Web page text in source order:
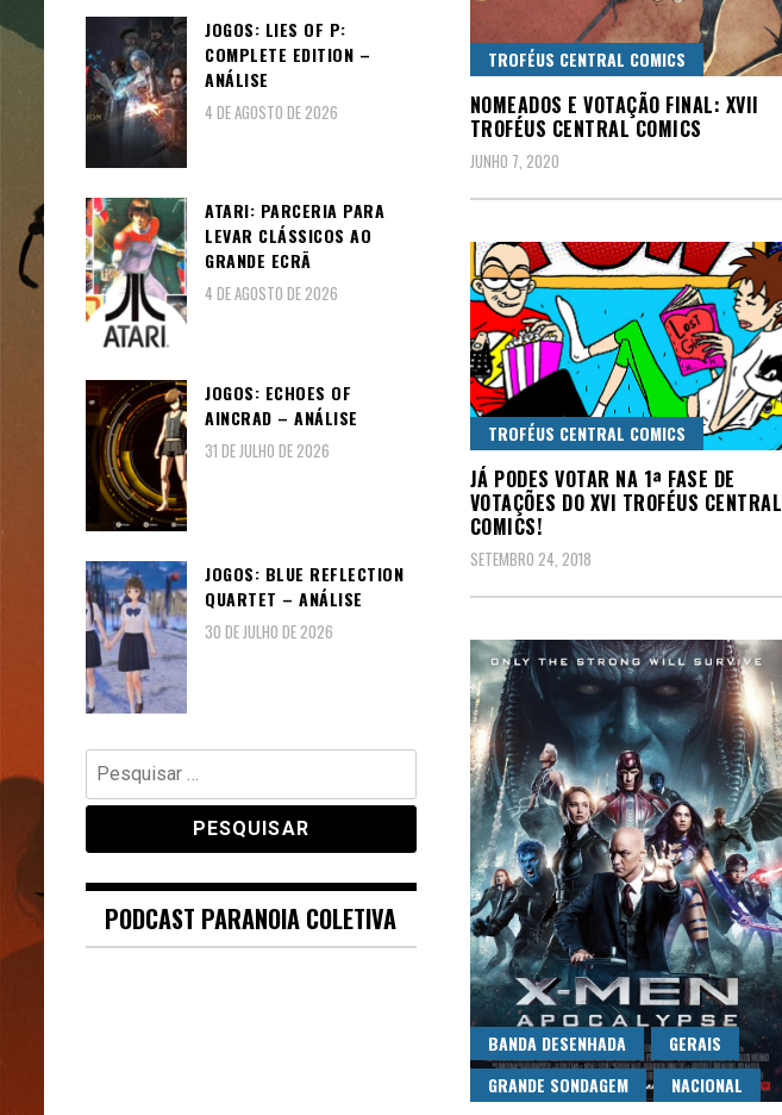
TROFÉUS CENTRAL COMICS
NOMEADOS E VOTAÇÃO FINAL: XVII
TROFÉUS CENTRAL COMICS
JUNHO 7, 2020
TROFÉUS CENTRAL COMICS
JÁ PODES VOTAR NA 1ª FASE DE
VOTAÇÕES DO XVI TROFÉUS CENTRAL
COMICS!
SETEMBRO 24, 2018
BANDA DESENHADA
GERAIS
GRANDE SONDAGEM
NACIONAL
JOGOS: LIES OF P:
COMPLETE EDITION –
ANÁLISE
4 DE AGOSTO DE 2026
ATARI: PARCERIA PARA
LEVAR CLÁSSICOS AO
GRANDE ECRÃ
4 DE AGOSTO DE 2026
JOGOS: ECHOES OF
AINCRAD – ANÁLISE
31 DE JULHO DE 2026
JOGOS: BLUE REFLECTION
QUARTET – ANÁLISE
30 DE JULHO DE 2026
Pesquisar
por:
PODCAST PARANOIA COLETIVA